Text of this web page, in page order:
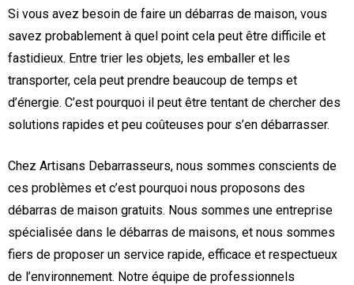
Si vous avez besoin de faire un débarras de maison, vous
savez probablement à quel point cela peut être difficile et
fastidieux. Entre trier les objets, les emballer et les
transporter, cela peut prendre beaucoup de temps et
d’énergie. C’est pourquoi il peut être tentant de chercher des
solutions rapides et peu coûteuses pour s’en débarrasser.
Chez Artisans Debarrasseurs, nous sommes conscients de
ces problèmes et c’est pourquoi nous proposons des
débarras de maison gratuits. Nous sommes une entreprise
spécialisée dans le débarras de maisons, et nous sommes
fiers de proposer un service rapide, efficace et respectueux
de l’environnement. Notre équipe de professionnels